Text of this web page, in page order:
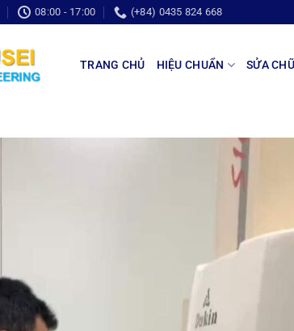
08:00 - 17:00 (+84) 0435 824 668
TRANG CHỦ HIỆU CHUẨN SỬA